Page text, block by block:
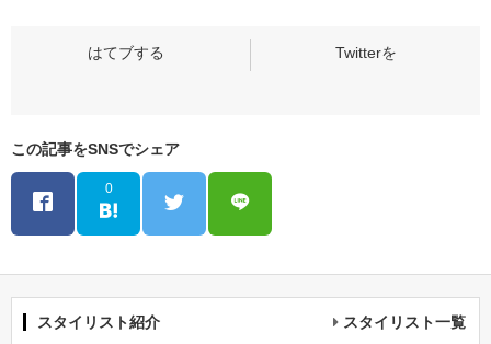
この記事をSNSでシェア
0
スタイリスト紹介 スタイリスト一覧